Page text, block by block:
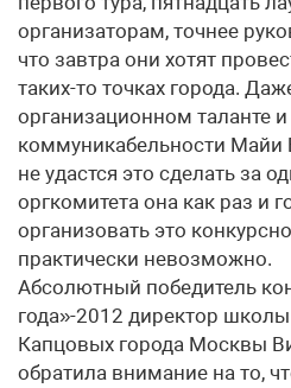
организаторам, точнее
что завтра они хотят
таких-то точках города.
организационном таланте
коммуникабельности
не удастся это сделать за
оргкомитета она как раз и
организовать это
практически невозможно.
Абсолютный победитель
года»-2012 директор
Капцовых города Москвы
обратила внимание на то,